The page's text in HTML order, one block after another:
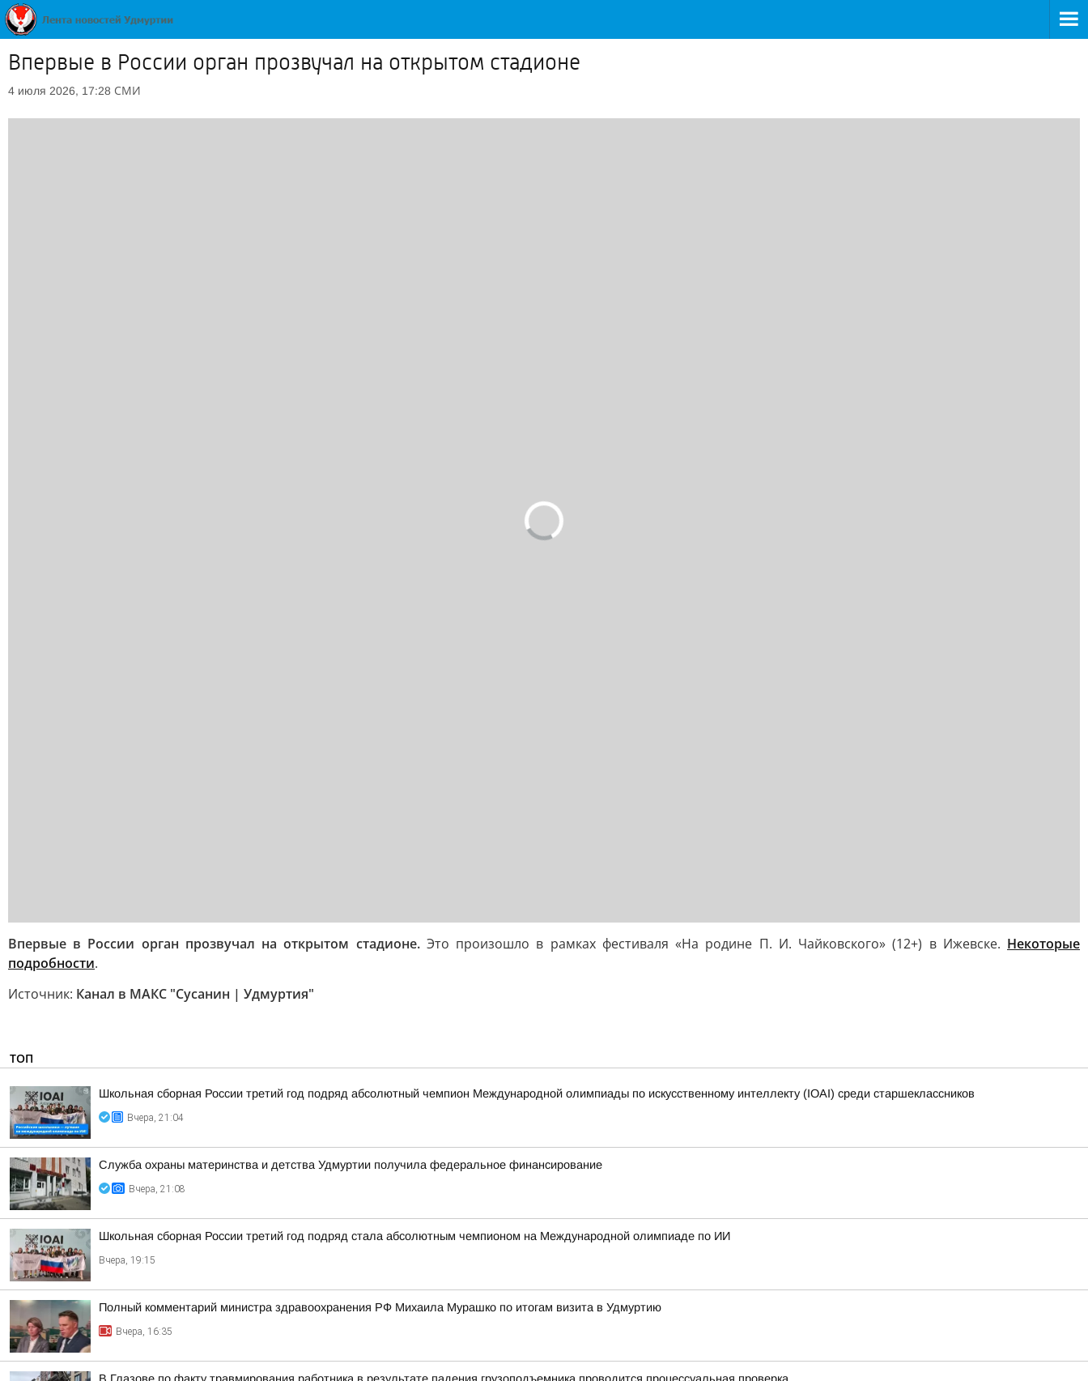
Впервые в России орган прозвучал на открытом стадионе
4 июля 2026, 17:28 СМИ
Впервые в России орган прозвучал на открытом стадионе.Это произошло в рамках фестиваля «На родине П. И. Чайковского» (12+) в Ижевске. Некоторые
подробности.
Источник: Канал в МАКС "Сусанин | Удмуртия"
ТОП
Школьная сборная России третий год подряд абсолютный чемпион Международной олимпиады по искусственному интеллекту (IOAI) среди старшеклассников
Вчера, 21:04
Служба охраны материнства и детства Удмуртии получила федеральное финансирование
Вчера, 21:08
Школьная сборная России третий год подряд стала абсолютным чемпионом на Международной олимпиаде по ИИ
Вчера, 19:15
Полный комментарий министра здравоохранения РФ Михаила Мурашко по итогам визита в Удмуртию
Вчера, 16:35